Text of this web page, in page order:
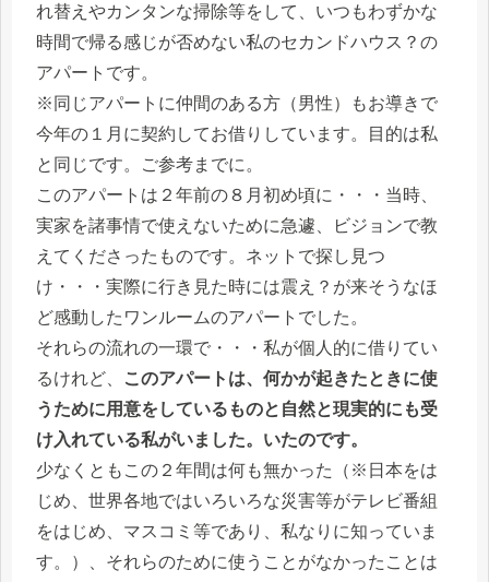
れ替えやカンタンな掃除等をして、いつもわずかな
時間で帰る感じが否めない私のセカンドハウス？の
アパートです。
※同じアパートに仲間のある方（男性）もお導きで
今年の１月に契約してお借りしています。目的は私
と同じです。ご参考までに。
このアパートは２年前の８月初め頃に・・・当時、
実家を諸事情で使えないために急遽、ビジョンで教
えてくださったものです。ネットで探し見つ
け・・・実際に行き見た時には震え？が来そうなほ
ど感動したワンルームのアパートでした。
それらの流れの一環で・・・私が個人的に借りてい
るけれど、
このアパートは、何かが起きたときに使
うために用意をしているものと自然と現実的にも受
け入れている私がいました。いたのです。
少なくともこの２年間は何も無かった（※日本をは
じめ、世界各地ではいろいろな災害等がテレビ番組
をはじめ、マスコミ等であり、私なりに知っていま
す。）、それらのために使うことがなかったことは